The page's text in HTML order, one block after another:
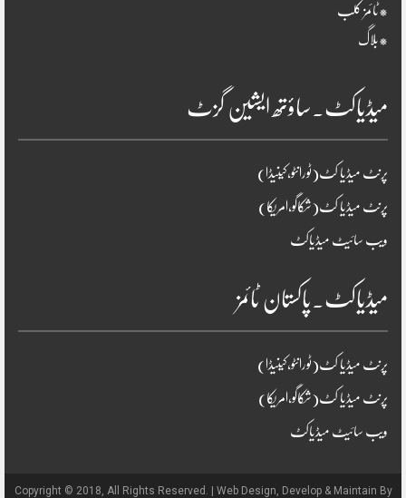
*ٹائمز کلب
*بلاگ
میڈیاکٹ۔ساؤتھ ایشین گزٹ
پرنٹ میڈیا کٹ(ٹورانٹو،کینیڈا)
پرنٹ میڈیا کٹ(شکاگو،امریکا)
ویب سائیٹ میڈیاکٹ
میڈیاکٹ۔پاکستان ٹائمز
پرنٹ میڈیا کٹ(ٹورانٹو،کینیڈا)
پرنٹ میڈیا کٹ(شکاگو،امریکا)
ویب سائیٹ میڈیاکٹ
Copyright © 2018, All Rights Reserved. | Web Design, Develop & Maintain By